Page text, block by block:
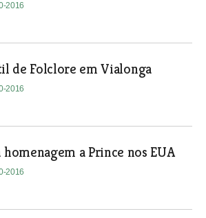
2016
de Folclore em Vialonga
2016
a Prince nos EUA
2016